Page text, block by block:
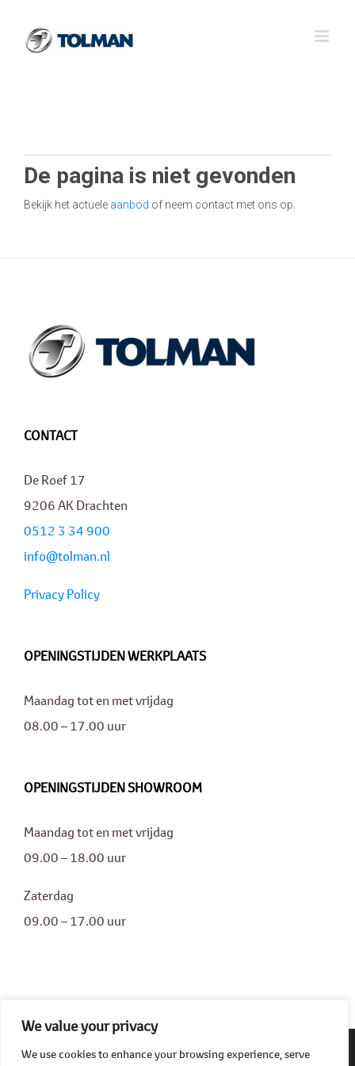
We value your privacy
We use cookies to enhance your browsing experience, serve
De pagina is niet gevonden
Bekijk het actuele aanbod of neem contact met ons op.
CONTACT
De Roef 17
9206 AK Drachten
0512 3 34 900
info@tolman.nl
Privacy Policy
OPENINGSTIJDEN WERKPLAATS
Maandag tot en met vrijdag
08.00 – 17.00 uur
OPENINGSTIJDEN SHOWROOM
Maandag tot en met vrijdag
09.00 – 18.00 uur
Zaterdag
09.00 – 17.00 uur